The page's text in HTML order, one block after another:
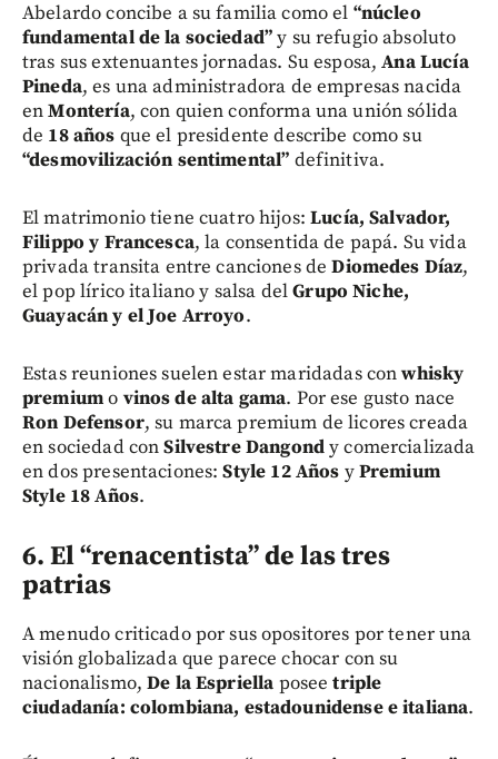
Abelardo concibe a su familia como el “núcleo
fundamental de la sociedad”y su refugio absoluto
tras sus extenuantes jornadas. Su esposa,Ana Lucía
Pineda, es una administradora de empresas nacida
enMontería, con quien conforma una unión sólida
de 18 años que el presidente describe como su
“desmovilización sentimental” definitiva.
El matrimonio tiene cuatro hijos:Lucía, Salvador,
Filippo y Francesca, la consentida de papá. Su vida
privada transita entre canciones deDiomedes Díaz,
el pop lírico italiano y salsa delGrupo Niche,
Guayacán y el Joe Arroyo.
Estas reuniones suelen estar maridadas conwhisky
premiumo vinos de alta gama. Por ese gusto nace
Ron Defensor, su marca premium de licores creada
en sociedad conSilvestre Dangondy comercializada
en dos presentaciones:Style 12 Años yPremium
Style 18 Años.
6. El “renacentista” de las tres
patrias
A menudo criticado por sus opositores por tener una
visión globalizada que parece chocar con su
nacionalismo,De la Espriella poseetriple
ciudadanía: colombiana, estadounidense e italiana.